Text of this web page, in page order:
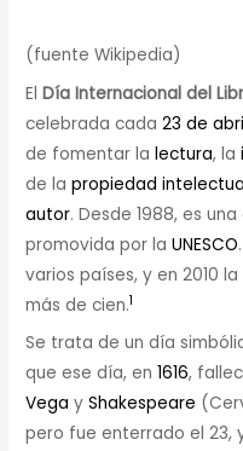
(fuente Wikipedia)
ElDía Internacional del
celebrada cada23 de
de fomentar lalectura, la
de lapropiedad
autor. Desde 1988, es
promovida por laUNESCO
varios países, y en 2010
más de cien.1
Se trata de un día
que ese día, en1616,
Vega yShakespeare
pero fue enterrado el 23,